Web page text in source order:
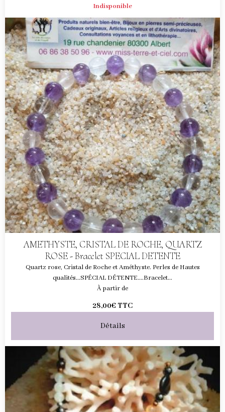
Indisponible
AMETHYSTE, CRISTAL DE ROCHE, QUARTZ
ROSE - Bracelet SPECIAL DETENTE
Quartz rose, Cristal de Roche et Améthyste. Perles de Hautes
qualités...SPÉCIAL DÉTENTE....Bracelet...
À partir de
28,00€ TTC
Détails